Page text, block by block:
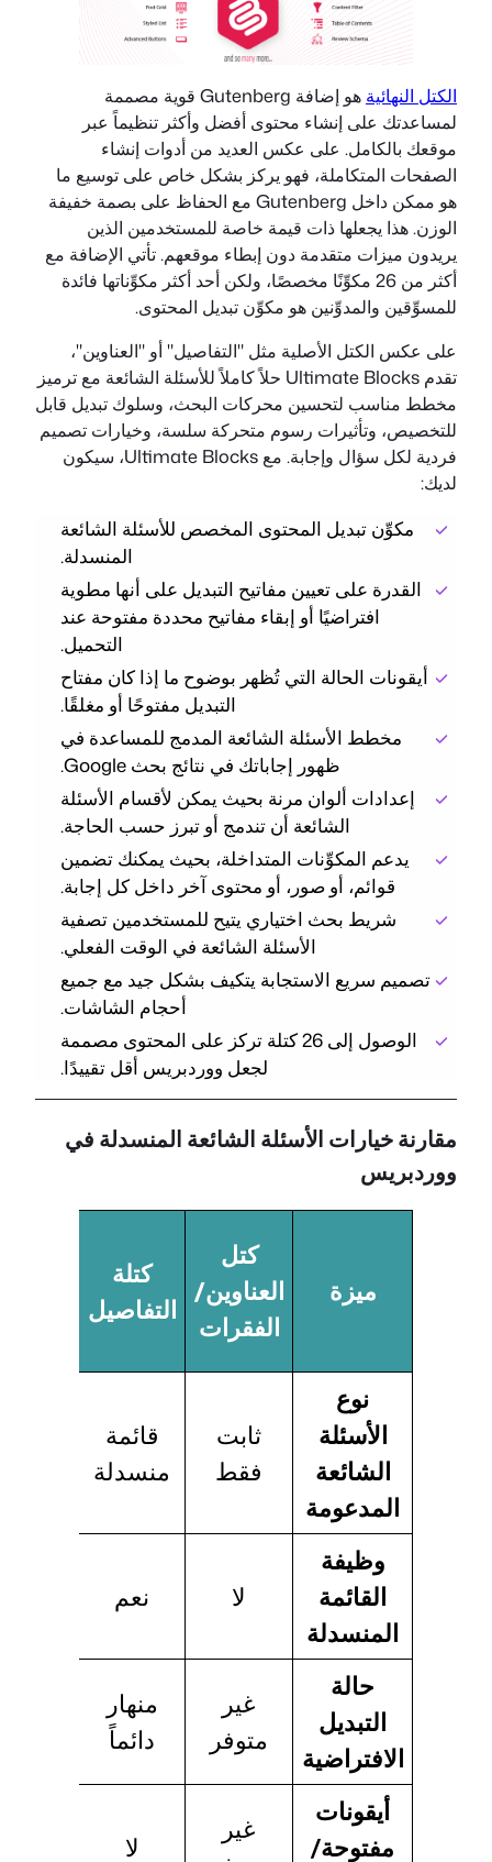
الكتل النهائية
هو إضافة Gutenberg قوية مصممة
لمساعدتك على إنشاء محتوى أفضل وأكثر تنظيماً عبر
موقعك بالكامل. على عكس العديد من أدوات إنشاء
الصفحات المتكاملة، فهو يركز بشكل خاص على توسيع ما
هو ممكن داخل Gutenberg مع الحفاظ على بصمة خفيفة
الوزن. هذا يجعلها ذات قيمة خاصة للمستخدمين الذين
يريدون ميزات متقدمة دون إبطاء موقعهم. تأتي الإضافة مع
أكثر من 26 مكوِّنًا مخصصًا، ولكن أحد أكثر مكوِّناتها فائدة
للمسوِّقين والمدوِّنين هو مكوِّن تبديل المحتوى.
على عكس الكتل الأصلية مثل "التفاصيل" أو "العناوين"،
تقدم Ultimate Blocks حلاً كاملاً للأسئلة الشائعة مع ترميز
مخطط مناسب لتحسين محركات البحث، وسلوك تبديل قابل
للتخصيص، وتأثيرات رسوم متحركة سلسة، وخيارات تصميم
فردية لكل سؤال وإجابة. مع Ultimate Blocks، سيكون
لديك:
مكوِّن تبديل المحتوى المخصص للأسئلة الشائعة
المنسدلة.
القدرة على تعيين مفاتيح التبديل على أنها مطوية
افتراضيًا أو إبقاء مفاتيح محددة مفتوحة عند
التحميل.
أيقونات الحالة التي تُظهر بوضوح ما إذا كان مفتاح
التبديل مفتوحًا أو مغلقًا.
مخطط الأسئلة الشائعة المدمج للمساعدة في
ظهور إجاباتك في نتائج بحث Google.
إعدادات ألوان مرنة بحيث يمكن لأقسام الأسئلة
الشائعة أن تندمج أو تبرز حسب الحاجة.
يدعم المكوِّنات المتداخلة، بحيث يمكنك تضمين
قوائم، أو صور، أو محتوى آخر داخل كل إجابة.
شريط بحث اختياري يتيح للمستخدمين تصفية
الأسئلة الشائعة في الوقت الفعلي.
تصميم سريع الاستجابة يتكيف بشكل جيد مع جميع
أحجام الشاشات.
الوصول إلى 26 كتلة تركز على المحتوى مصممة
لجعل ووردبريس أقل تقييدًا.
مقارنة خيارات الأسئلة الشائعة المنسدلة في
ووردبريس
ميزة
كتل
العناوين/
الفقرات
كتلة
التفاصيل
نوع
الأسئلة
الشائعة
المدعومة
ثابت
فقط
قائمة
منسدلة
وظيفة
القائمة
المنسدلة
لا نعم
حالة
التبديل
الافتراضية
غير
متوفر
منهار
دائماً
أيقونات
مفتوحة/
غير
لا